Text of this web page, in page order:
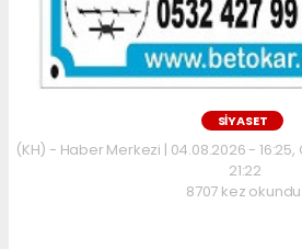
SİYASET
(KH) - Haber Merkezi | 04.08.2026 -
21:22
8707 kez okundu.